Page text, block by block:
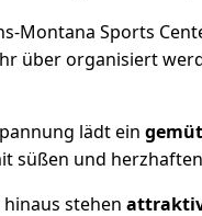
Montana Sports
über organisiert
lädt ein
süßen und
stehen